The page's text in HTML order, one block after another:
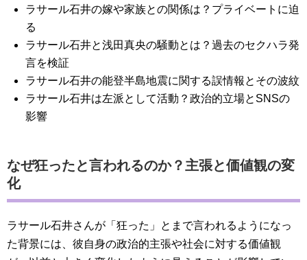
ラサール石井の嫁や家族との関係は？プライベートに迫
る
ラサール石井と浅田真央の騒動とは？過去のセクハラ発
言を検証
ラサール石井の能登半島地震に関する誤情報とその波紋
ラサール石井は左派として活動？政治的立場とSNSの
影響
なぜ狂ったと言われるのか？主張と価値観の変
化
ラサール石井さんが「狂った」とまで言われるようになっ
た背景には、彼自身の政治的主張や社会に対する価値観